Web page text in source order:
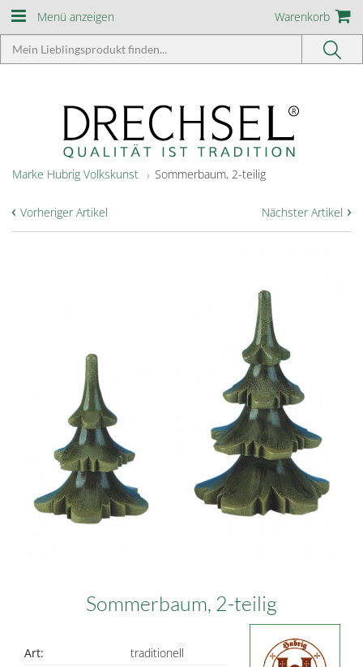
Menü anzeigen Warenkorb
Marke Hubrig Volkskunst Sommerbaum, 2-teilig
Nächster Artikel ›
‹ Vorheriger Artikel
Sommerbaum, 2-teilig
Art:
traditionell